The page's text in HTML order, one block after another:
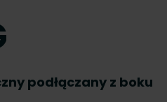
podłączany z boku